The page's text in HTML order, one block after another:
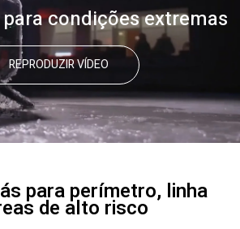
condições extremas
REPRODUZIR VÍDEO
para perímetro, linha
de alto risco